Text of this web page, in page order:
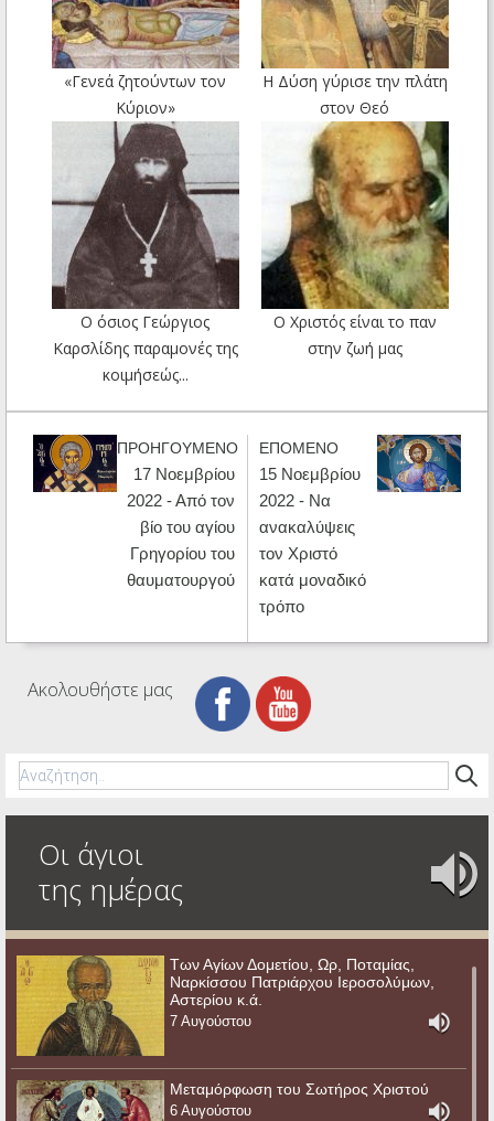
«Γενεά ζητούντων τον
Κύριον»
Η Δύση γύρισε την πλάτη
στον Θεό
Ο όσιος Γεώργιος
Καρσλίδης παραμονές της
κοιμήσεώς...
Ο Χριστός είναι το παν
στην ζωή μας
ΠΡΟΗΓΟΥΜΕΝΟ
17 Νοεμβρίου
2022 - Από τον
βίο του αγίου
Γρηγορίου του
θαυματουργού
ΕΠΟΜΕΝΟ
15 Νοεμβρίου
2022 - Nα
ανακαλύψεις
τον Χριστό
κατά μοναδικό
τρόπο
Ακολουθήστε μας
Οι άγιοι
της ημέρας
Των Αγίων Δομετίου, Ωρ, Ποταμίας,
Ναρκίσσου Πατριάρχου Ιεροσολύμων,
Αστερίου κ.ά.
7 Αυγούστου
Μεταμόρφωση του Σωτήρος Χριστού
6 Αυγούστου